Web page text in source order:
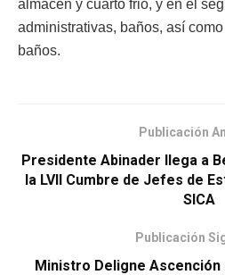
almacén y cuarto frio, y en el
administrativas, baños, así
baños.
Publicación
Presidente Abinader llega a
la LVll Cumbre de Jefes de
SICA
Publicación
Ministro Deligne Ascención